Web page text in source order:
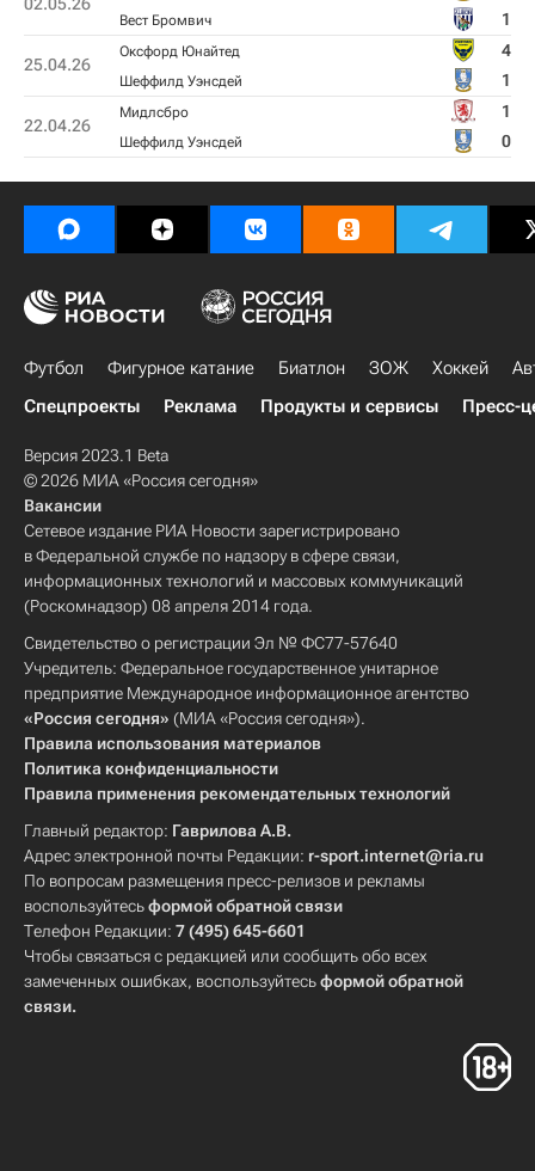
Вест Бромвич 1
25.04.26
Оксфорд Юнайтед 4
Шеффилд Уэнсдей 1
22.04.26
Мидлсбро 1
Шеффилд Уэнсдей 0
Футбол Фигурное катание Биатлон ЗОЖ Хоккей
Спецпроекты
Реклама Продукты и сервисы Пресс-
Версия 2023.1 Beta
© 2026 МИА «Россия сегодня»
Вакансии
Сетевое издание РИА Новости зарегистрировано
в Федеральной службе по надзору в сфере связи,
информационных технологий и массовых коммуникаций
(Роскомнадзор) 08 апреля 2014 года.
Свидетельство о регистрации Эл № ФС77-57640
Учредитель: Федеральное государственное унитарное
предприятие Международное информационное агентство
«Россия сегодня» (МИА «Россия сегодня»).
Правила использования материалов
Политика конфиденциальности
Правила применения рекомендательных технологий
Главный редактор: Гаврилова А.В.
Адрес электронной почты Редакции: r-sport.internet@ria.ru
По вопросам размещения пресс-релизов и рекламы
воспользуйтесьформой обратной связи
Телефон Редакции: 7 (495) 645-6601
Чтобы связаться с редакцией или сообщить обо всех
замеченных ошибках, воспользуйтесьформой обратной
связи.